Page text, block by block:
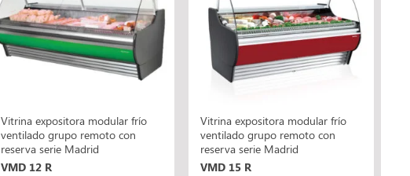
Vitrina expositora modular frío
ventilado grupo remoto con
reserva serie Madrid
VMD 12 R
Vitrina expositora modular frío
ventilado grupo remoto con
reserva serie Madrid
VMD 15 R